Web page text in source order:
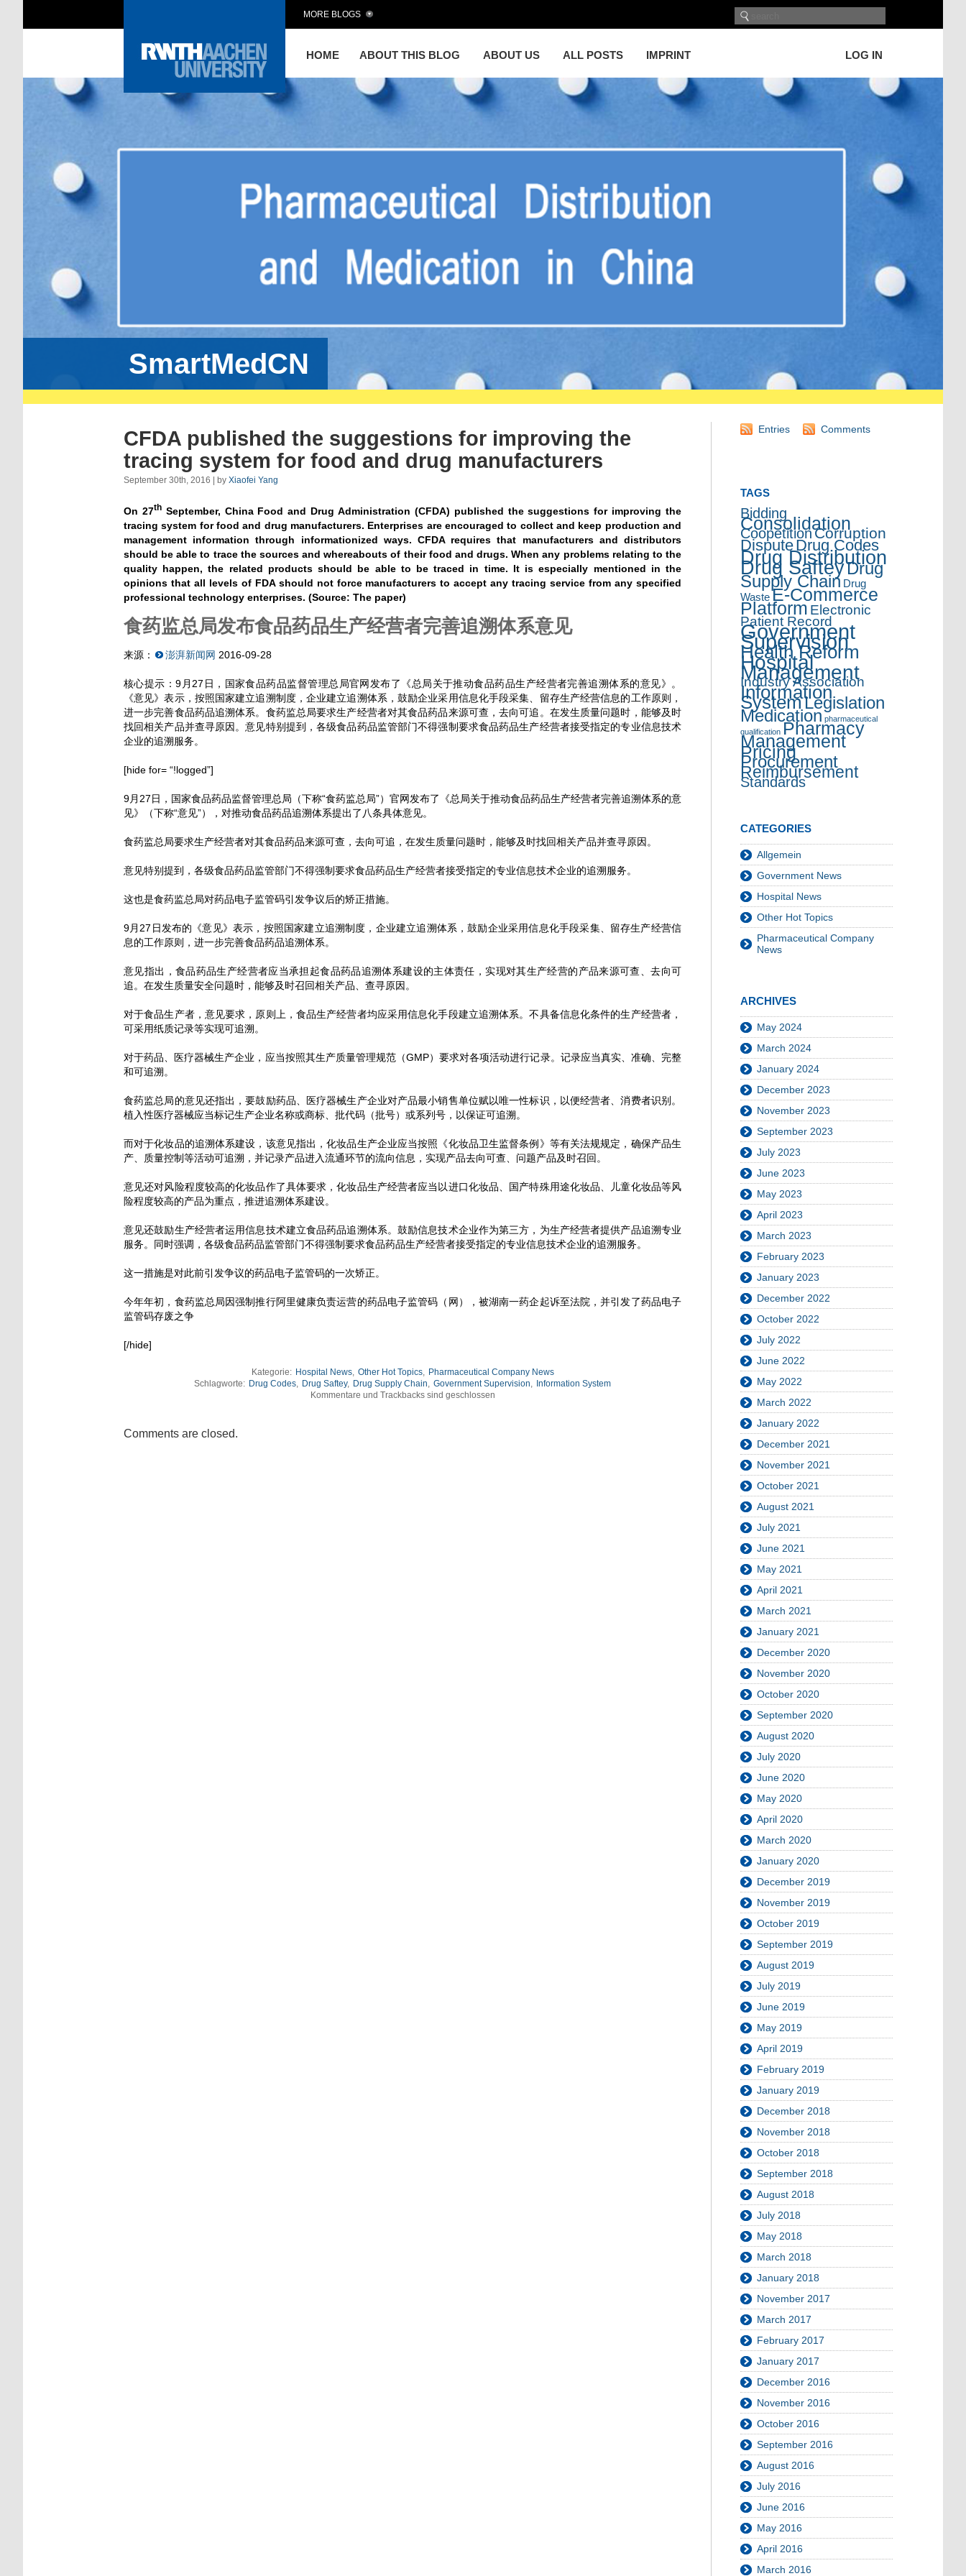
HOME ABOUT THIS BLOG ABOUT US ALL POSTS IMPRINT LOG IN
MORE BLOGS
SmartMedCN
CFDA published the suggestions for improving the
tracing system for food and drug manufacturers
September 30th, 2016 | by Xiaofei Yang
On 27thSeptember, China Food and Drug Administration (CFDA) published the suggestions for improving the
tracing system for food and drug manufacturers. Enterprises are encouraged to collect and keep production and
management information through informationized ways. CFDA requires that manufacturers and distributors
should be able to trace the sources and whereabouts of their food and drugs. When any problems relating to the
quality happen, the related products should be able to be traced in time. It is especially mentioned in the
opinions that all levels of FDA should not force manufacturers to accept any tracing service from any specified
professional technology enterprises. (Source: The paper)
食药监总局发布食品药品生产经营者完善追溯体系意见
来源： 澎湃新闻网 2016-09-28
核心提示：9月27日，国家食品药品监督管理总局官网发布了《总局关于推动食品药品生产经营者完善追溯体系的意见》。
《意见》表示，按照国家建立追溯制度，企业建立追溯体系，鼓励企业采用信息化手段采集、留存生产经营信息的工作原则，
进一步完善食品药品追溯体系。食药监总局要求生产经营者对其食品药品来源可查，去向可追。在发生质量问题时，能够及时
找回相关产品并查寻原因。意见特别提到，各级食品药品监管部门不得强制要求食品药品生产经营者接受指定的专业信息技术
企业的追溯服务。
[hide for= “!logged”]
9月27日，国家食品药品监督管理总局（下称“食药监总局”）官网发布了《总局关于推动食品药品生产经营者完善追溯体系的意
见》（下称“意见”），对推动食品药品追溯体系提出了八条具体意见。
食药监总局要求生产经营者对其食品药品来源可查，去向可追，在发生质量问题时，能够及时找回相关产品并查寻原因。
意见特别提到，各级食品药品监管部门不得强制要求食品药品生产经营者接受指定的专业信息技术企业的追溯服务。
这也是食药监总局对药品电子监管码引发争议后的矫正措施。
9月27日发布的《意见》表示，按照国家建立追溯制度，企业建立追溯体系，鼓励企业采用信息化手段采集、留存生产经营信
息的工作原则，进一步完善食品药品追溯体系。
意见指出，食品药品生产经营者应当承担起食品药品追溯体系建设的主体责任，实现对其生产经营的产品来源可查、去向可
追。在发生质量安全问题时，能够及时召回相关产品、查寻原因。
对于食品生产者，意见要求，原则上，食品生产经营者均应采用信息化手段建立追溯体系。不具备信息化条件的生产经营者，
可采用纸质记录等实现可追溯。
对于药品、医疗器械生产企业，应当按照其生产质量管理规范（GMP）要求对各项活动进行记录。记录应当真实、准确、完整
和可追溯。
食药监总局的意见还指出，要鼓励药品、医疗器械生产企业对产品最小销售单位赋以唯一性标识，以便经营者、消费者识别。
植入性医疗器械应当标记生产企业名称或商标、批代码（批号）或系列号，以保证可追溯。
而对于化妆品的追溯体系建设，该意见指出，化妆品生产企业应当按照《化妆品卫生监督条例》等有关法规规定，确保产品生
产、质量控制等活动可追溯，并记录产品进入流通环节的流向信息，实现产品去向可查、问题产品及时召回。
意见还对风险程度较高的化妆品作了具体要求，化妆品生产经营者应当以进口化妆品、国产特殊用途化妆品、儿童化妆品等风
险程度较高的产品为重点，推进追溯体系建设。
意见还鼓励生产经营者运用信息技术建立食品药品追溯体系。鼓励信息技术企业作为第三方，为生产经营者提供产品追溯专业
服务。同时强调，各级食品药品监管部门不得强制要求食品药品生产经营者接受指定的专业信息技术企业的追溯服务。
这一措施是对此前引发争议的药品电子监管码的一次矫正。
今年年初，食药监总局因强制推行阿里健康负责运营的药品电子监管码（网），被湖南一药企起诉至法院，并引发了药品电子
监管码存废之争
[/hide]
Kategorie: Hospital News, Other Hot Topics, Pharmaceutical Company News
Schlagworte: Drug Codes, Drug Saftey, Drug Supply Chain, Government Supervision, Information System
Kommentare und Trackbacks sind geschlossen
Comments are closed.
Entries Comments
TAGS
Bidding
Consolidation
CoopetitionCorruption
DisputeDrug Codes
Drug Distribution
Drug SafteyDrug
Supply Chain Drug
WasteE-Commerce
Platform Electronic
Patient Record
Government
Supervision
Health Reform
Hospital
Management
Industry Association
Information
SystemLegislation
Medication pharmaceutical
qualification Pharmacy
Management
Pricing
Procurement
Reimbursement
Standards
CATEGORIES
Allgemein
Government News
Hospital News
Other Hot Topics
Pharmaceutical Company
News
ARCHIVES
May 2024
March 2024
January 2024
December 2023
November 2023
September 2023
July 2023
June 2023
May 2023
April 2023
March 2023
February 2023
January 2023
December 2022
October 2022
July 2022
June 2022
May 2022
March 2022
January 2022
December 2021
November 2021
October 2021
August 2021
July 2021
June 2021
May 2021
April 2021
March 2021
January 2021
December 2020
November 2020
October 2020
September 2020
August 2020
July 2020
June 2020
May 2020
April 2020
March 2020
January 2020
December 2019
November 2019
October 2019
September 2019
August 2019
July 2019
June 2019
May 2019
April 2019
February 2019
January 2019
December 2018
November 2018
October 2018
September 2018
August 2018
July 2018
May 2018
March 2018
January 2018
November 2017
March 2017
February 2017
January 2017
December 2016
November 2016
October 2016
September 2016
August 2016
July 2016
June 2016
May 2016
April 2016
March 2016